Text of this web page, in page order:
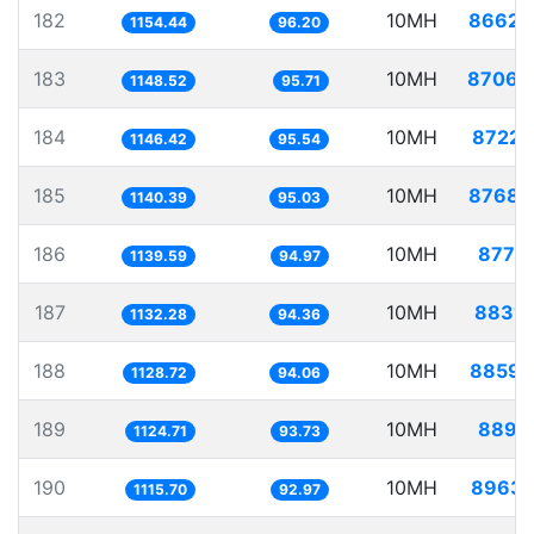
182 1154.44 96.20 10MH
183 1148.52 95.71 10MH
184 1146.42 95.54 10MH
185 1140.39 95.03 10MH
186 1139.59 94.97 10MH
187 1132.28 94.36 10MH
188 1128.72 94.06 10MH
189 1124.71 93.73 10MH
190 1115.70 92.97 10MH